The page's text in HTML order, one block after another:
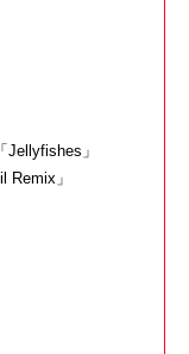
」
Remix」